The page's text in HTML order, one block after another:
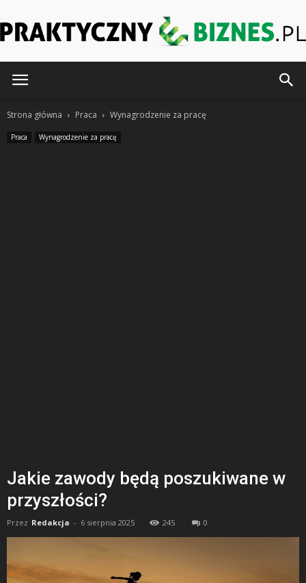
Strona główna Praca Wynagrodzenie za pracę
Praca Wynagrodzenie za pracę
Jakie zawody będą poszukiwane w
przyszłości?
Przez Redakcja - 6 sierpnia 2025 245 0